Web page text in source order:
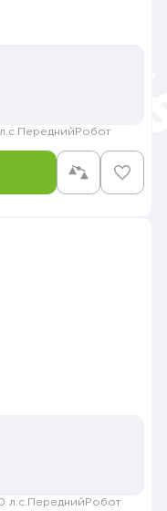
Передний Робот
л.с. Передний Робот